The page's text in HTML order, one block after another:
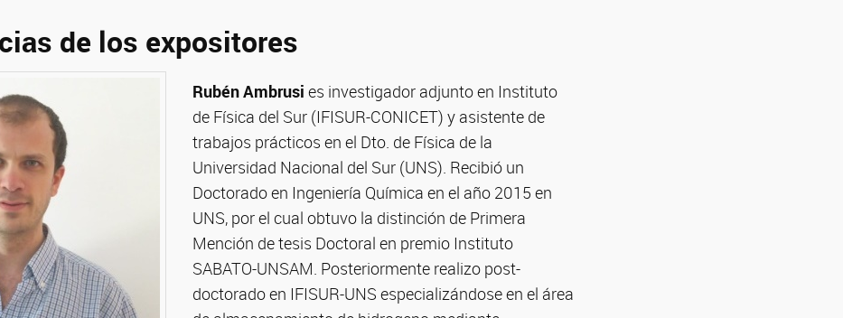
de los expositores
Rubén Ambrusies investigador adjunto en Instituto
de Física del Sur (IFISUR-CONICET) y asistente de
trabajos prácticos en el Dto. de Física de la
Universidad Nacional del Sur (UNS). Recibió un
Doctorado en Ingeniería Química en el año 2015 en
UNS, por el cual obtuvo la distinción de Primera
Mención de tesis Doctoral en premio Instituto
SABATO-UNSAM. Posteriormente realizo post-
doctorado en IFISUR-UNS especializándose en el área